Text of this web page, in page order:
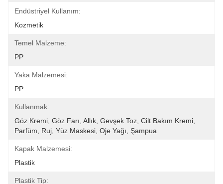
Endüstriyel Kullanım:
Kozmetik
Temel Malzeme:
PP
Yaka Malzemesi:
PP
Kullanmak:
Göz Kremi, Göz Farı, Allık, Gevşek Toz, Cilt Bakım Kremi,
Parfüm, Ruj, Yüz Maskesi, Oje Yağı, Şampua
Kapak Malzemesi:
Plastik
Plastik Tip: